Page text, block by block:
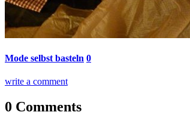
Mode selbst basteln 0
write a comment
0 Comments